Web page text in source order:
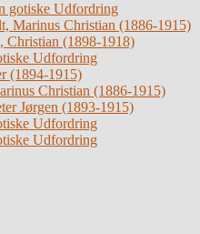
gotiske Udfordring
Marinus Christian (1886-1915)
Christian (1898-1918)
Udfordring
(1894-1915)
Christian (1886-1915)
Jørgen (1893-1915)
Udfordring
Udfordring